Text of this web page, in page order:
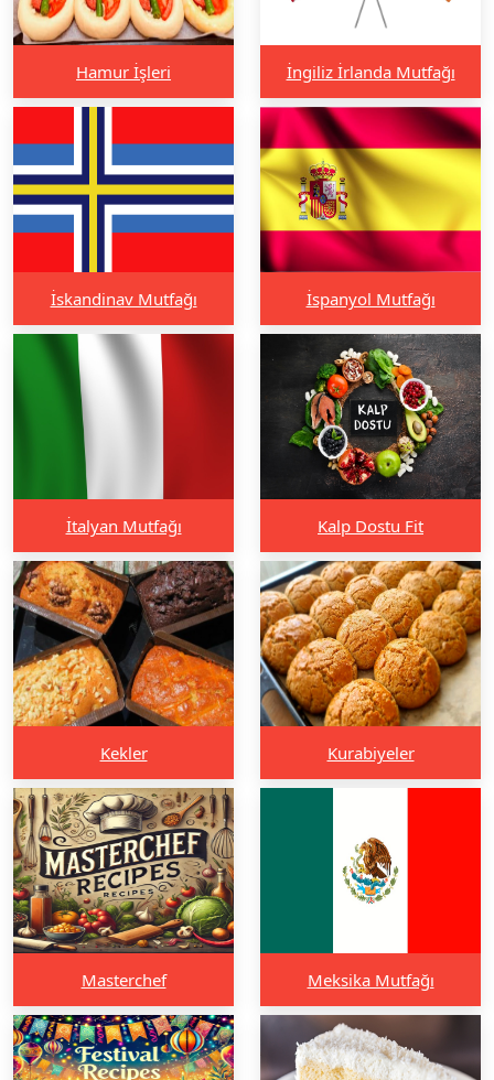
Hamur İşleri İngiliz İrlanda Mutfağı
İskandinav Mutfağı İspanyol Mutfağı
İtalyan Mutfağı Kalp Dostu Fit
Kekler Kurabiyeler
Masterchef Meksika Mutfağı